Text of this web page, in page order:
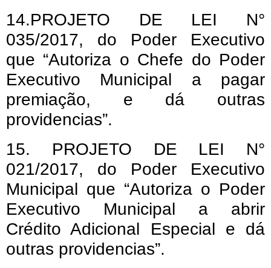
14.PROJETO DE LEI N°
035/2017, do Poder Executivo
que “Autoriza o Chefe do Poder
Executivo Municipal a pagar
premiação, e dá outras
providencias”.
15. PROJETO DE LEI N°
021/2017, do Poder Executivo
Municipal que “Autoriza o Poder
Executivo Municipal a abrir
Crédito Adicional Especial e dá
outras providencias”.